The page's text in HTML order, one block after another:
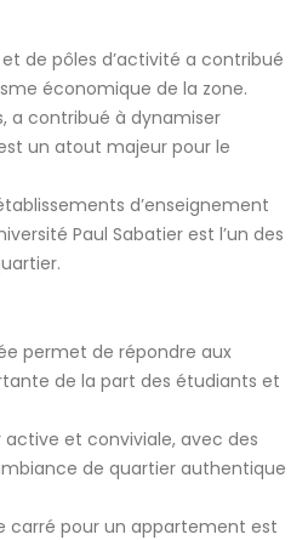
de pôles d’activité a contribué
économique de la zone.
a contribué à dynamiser
un atout majeur pour le
d’enseignement
Paul Sabatier est l’un des
permet de répondre aux
de la part des étudiants et
et conviviale, avec des
de quartier authentique
carré pour un appartement est